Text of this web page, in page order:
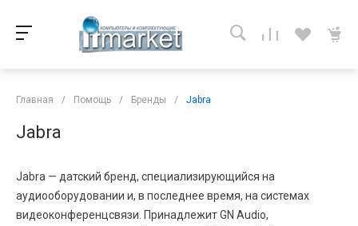
Главная / Помощь / Бренды / Jabra
Jabra
Jabra — датский бренд, специализирующийся на
аудиооборудовании и, в последнее время, на системах
видеоконференцсвязи. Принадлежит GN Audio,